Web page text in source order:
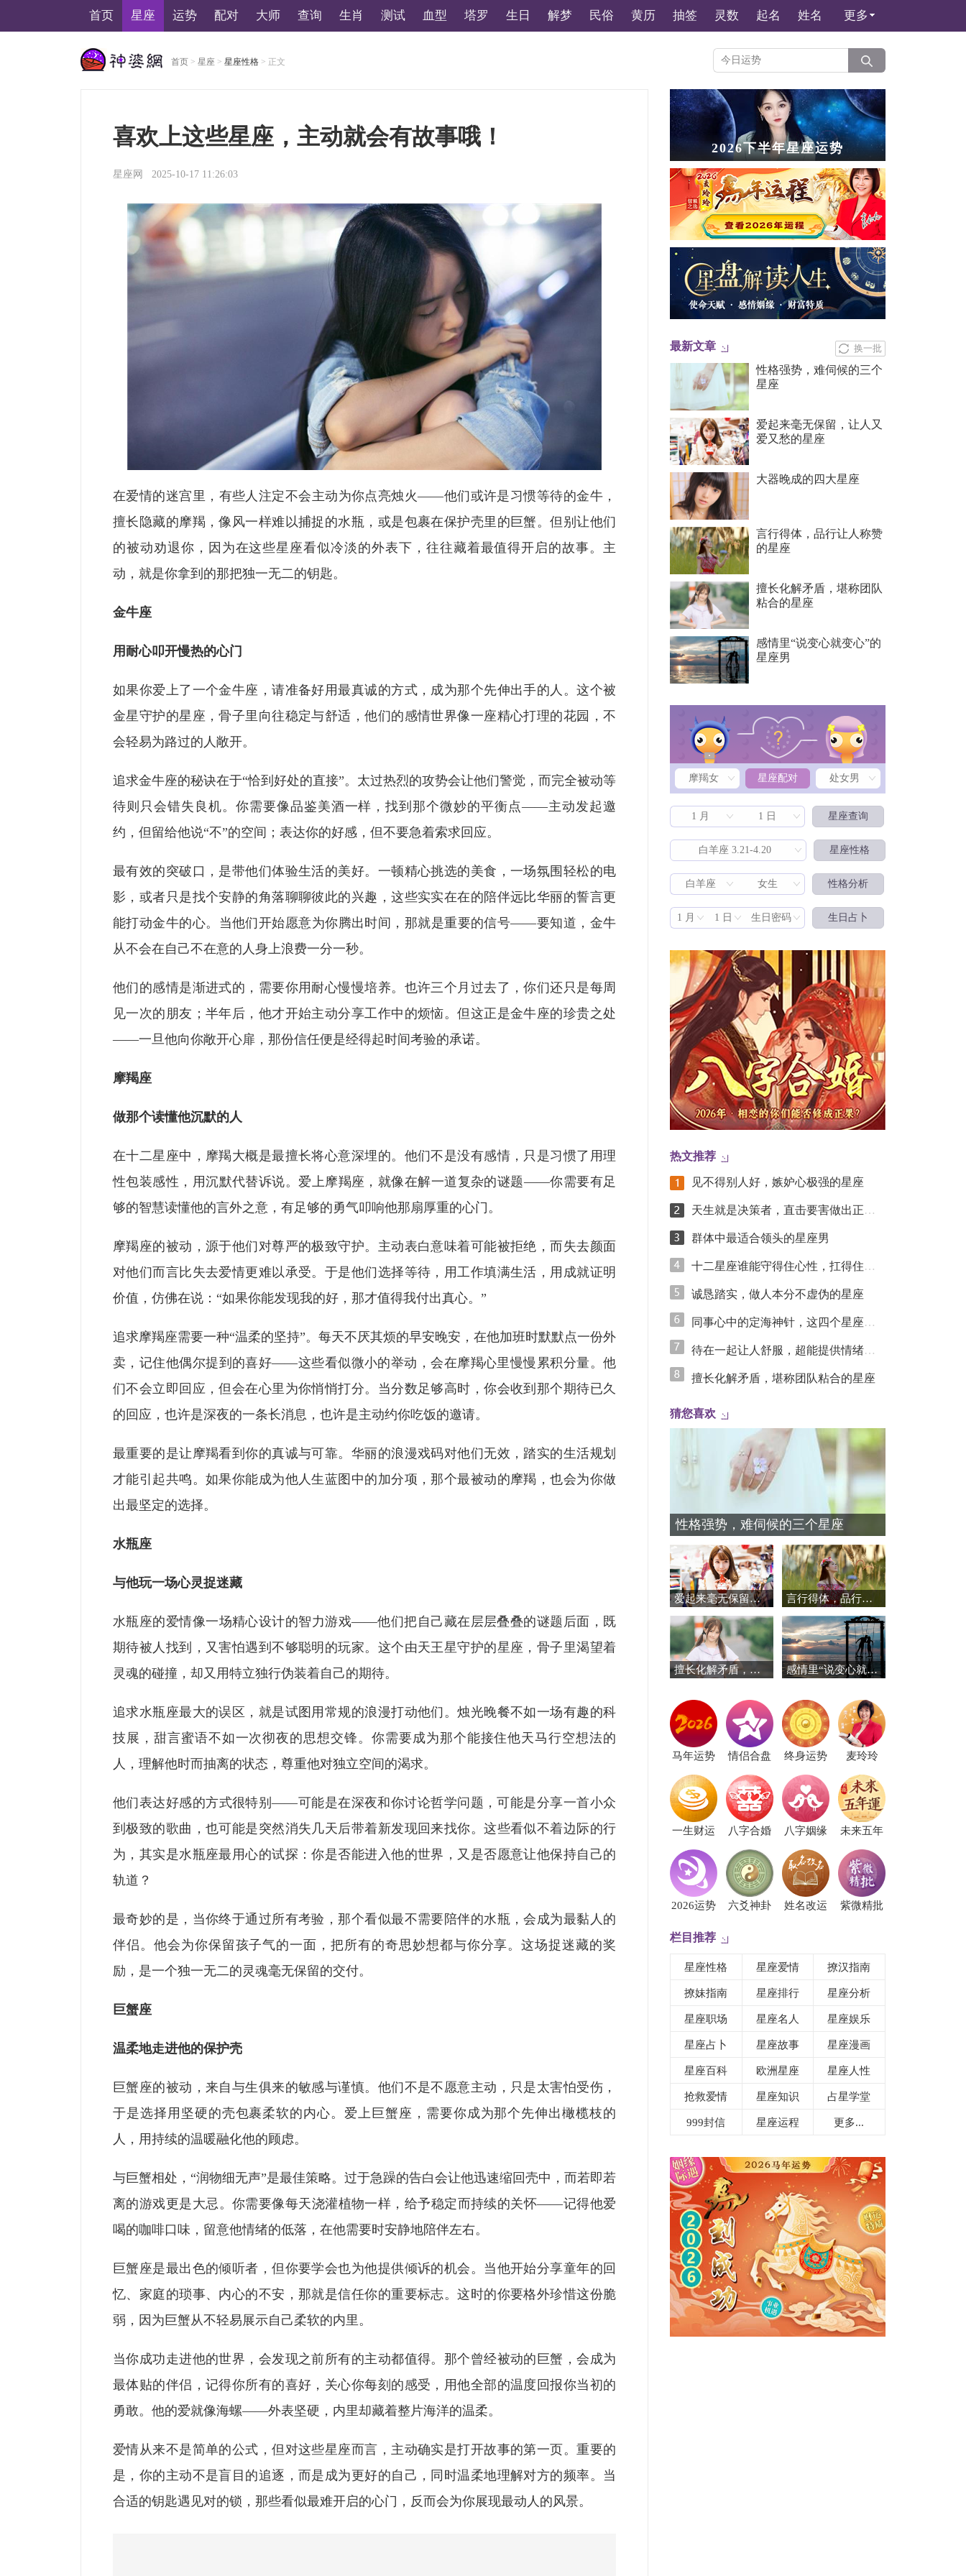
首页 星座 运势 配对 大师 查询 生肖 测试 血型 塔罗 生日 解梦 民俗 黄历 抽签 灵数 起名 姓名 更多
首页 > 星座 > 星座性格 > 正文
喜欢上这些星座，主动就会有故事哦！
星座网 2025-10-17 11:26:03
在爱情的迷宫里，有些人注定不会主动为你点亮烛火——他们或许是习惯等待的金牛，
擅长隐藏的摩羯，像风一样难以捕捉的水瓶，或是包裹在保护壳里的巨蟹。但别让他们
的被动劝退你，因为在这些星座看似冷淡的外表下，往往藏着最值得开启的故事。主
动，就是你拿到的那把独一无二的钥匙。
金牛座
用耐心叩开慢热的心门
如果你爱上了一个金牛座，请准备好用最真诚的方式，成为那个先伸出手的人。这个被
金星守护的星座，骨子里向往稳定与舒适，他们的感情世界像一座精心打理的花园，不
会轻易为路过的人敞开。
追求金牛座的秘诀在于“恰到好处的直接”。太过热烈的攻势会让他们警觉，而完全被动等
待则只会错失良机。你需要像品鉴美酒一样，找到那个微妙的平衡点——主动发起邀
约，但留给他说“不”的空间；表达你的好感，但不要急着索求回应。
最有效的突破口，是带他们体验生活的美好。一顿精心挑选的美食，一场氛围轻松的电
影，或者只是找个安静的角落聊聊彼此的兴趣，这些实实在在的陪伴远比华丽的誓言更
能打动金牛的心。当他们开始愿意为你腾出时间，那就是重要的信号——要知道，金牛
从不会在自己不在意的人身上浪费一分一秒。
他们的感情是渐进式的，需要你用耐心慢慢培养。也许三个月过去了，你们还只是每周
见一次的朋友；半年后，他才开始主动分享工作中的烦恼。但这正是金牛座的珍贵之处
——一旦他向你敞开心扉，那份信任便是经得起时间考验的承诺。
摩羯座
做那个读懂他沉默的人
在十二星座中，摩羯大概是最擅长将心意深埋的。他们不是没有感情，只是习惯了用理
性包装感性，用沉默代替诉说。爱上摩羯座，就像在解一道复杂的谜题——你需要有足
够的智慧读懂他的言外之意，有足够的勇气叩响他那扇厚重的心门。
摩羯座的被动，源于他们对尊严的极致守护。主动表白意味着可能被拒绝，而失去颜面
对他们而言比失去爱情更难以承受。于是他们选择等待，用工作填满生活，用成就证明
价值，仿佛在说：“如果你能发现我的好，那才值得我付出真心。”
追求摩羯座需要一种“温柔的坚持”。每天不厌其烦的早安晚安，在他加班时默默点一份外
卖，记住他偶尔提到的喜好——这些看似微小的举动，会在摩羯心里慢慢累积分量。他
们不会立即回应，但会在心里为你悄悄打分。当分数足够高时，你会收到那个期待已久
的回应，也许是深夜的一条长消息，也许是主动约你吃饭的邀请。
最重要的是让摩羯看到你的真诚与可靠。华丽的浪漫戏码对他们无效，踏实的生活规划
才能引起共鸣。如果你能成为他人生蓝图中的加分项，那个最被动的摩羯，也会为你做
出最坚定的选择。
水瓶座
与他玩一场心灵捉迷藏
水瓶座的爱情像一场精心设计的智力游戏——他们把自己藏在层层叠叠的谜题后面，既
期待被人找到，又害怕遇到不够聪明的玩家。这个由天王星守护的星座，骨子里渴望着
灵魂的碰撞，却又用特立独行伪装着自己的期待。
追求水瓶座最大的误区，就是试图用常规的浪漫打动他们。烛光晚餐不如一场有趣的科
技展，甜言蜜语不如一次彻夜的思想交锋。你需要成为那个能接住他天马行空想法的
人，理解他时而抽离的状态，尊重他对独立空间的渴求。
他们表达好感的方式很特别——可能是在深夜和你讨论哲学问题，可能是分享一首小众
到极致的歌曲，也可能是突然消失几天后带着新发现回来找你。这些看似不着边际的行
为，其实是水瓶座最用心的试探：你是否能进入他的世界，又是否愿意让他保持自己的
轨道？
最奇妙的是，当你终于通过所有考验，那个看似最不需要陪伴的水瓶，会成为最黏人的
伴侣。他会为你保留孩子气的一面，把所有的奇思妙想都与你分享。这场捉迷藏的奖
励，是一个独一无二的灵魂毫无保留的交付。
巨蟹座
温柔地走进他的保护壳
巨蟹座的被动，来自与生俱来的敏感与谨慎。他们不是不愿意主动，只是太害怕受伤，
于是选择用坚硬的壳包裹柔软的内心。爱上巨蟹座，需要你成为那个先伸出橄榄枝的
人，用持续的温暖融化他的顾虑。
与巨蟹相处，“润物细无声”是最佳策略。过于急躁的告白会让他迅速缩回壳中，而若即若
离的游戏更是大忌。你需要像每天浇灌植物一样，给予稳定而持续的关怀——记得他爱
喝的咖啡口味，留意他情绪的低落，在他需要时安静地陪伴左右。
巨蟹座是最出色的倾听者，但你要学会也为他提供倾诉的机会。当他开始分享童年的回
忆、家庭的琐事、内心的不安，那就是信任你的重要标志。这时的你要格外珍惜这份脆
弱，因为巨蟹从不轻易展示自己柔软的内里。
当你成功走进他的世界，会发现之前所有的主动都值得。那个曾经被动的巨蟹，会成为
最体贴的伴侣，记得你所有的喜好，关心你每刻的感受，用他全部的温度回报你当初的
勇敢。他的爱就像海螺——外表坚硬，内里却藏着整片海洋的温柔。
爱情从来不是简单的公式，但对这些星座而言，主动确实是打开故事的第一页。重要的
是，你的主动不是盲目的追逐，而是成为更好的自己，同时温柔地理解对方的频率。当
合适的钥匙遇见对的锁，那些看似最难开启的心门，反而会为你展现最动人的风景。
2026下半年星座运势
换一批
最新文章
性格强势，难伺候的三个
星座
爱起来毫无保留，让人又
爱又愁的星座
大器晚成的四大星座
言行得体，品行让人称赞
的星座
擅长化解矛盾，堪称团队
粘合的星座
感情里“说变心就变心”的
星座男
星座配对
摩羯女 星座配对 处女男
1 月 1 日 星座查询
白羊座 3.21-4.20 星座性格
白羊座 女生 性格分析
1 月 1 日 生日密码 生日占卜
热文推荐
见不得别人好，嫉妒心极强的星座
天生就是决策者，直击要害做出正确选择的星座
群体中最适合领头的星座男
十二星座谁能守得住心性，扛得住大事~
诚恳踏实，做人本分不虚伪的星座
同事心中的定海神针，这四个星座凭踏实实力圈粉
待在一起让人舒服，超能提供情绪价值的星座
擅长化解矛盾，堪称团队粘合的星座
猜您喜欢
性格强势，难伺候的三个星座
爱起来毫无保留，让人又爱又愁的星座 言行得体，品行让人称赞的星座
擅长化解矛盾，堪称团队粘合的星座 感情里“说变心就变心”的星座男
马年运势 情侣合盘 终身运势 麦玲玲
一生财运 八字合婚 八字姻缘 未来五年
2026运势 六爻神卦 姓名改运 紫微精批
栏目推荐
星座性格 星座爱情 撩汉指南
撩妹指南 星座排行 星座分析
星座职场 星座名人 星座娱乐
星座占卜 星座故事 星座漫画
星座百科 欧洲星座 星座人性
抢救爱情 星座知识 占星学堂
999封信 星座运程 更多...